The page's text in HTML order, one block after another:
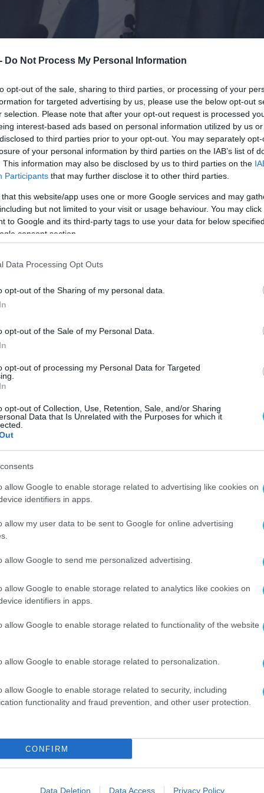
Do Not Process My Personal Information
opt-out of the sale, sharing to third parties, or processing of your
for targeted advertising by us, please use the below opt-out
selection. Please note that after your opt-out request is processed
interest-based ads based on personal information utilized by us
to third parties prior to your opt-out. You may separately
of your personal information by third parties on the IAB’s list of
This information may also be disclosed by us to third parties on the
Participants that may further disclose it to other third parties.
that this website/app uses one or more Google services and may
but not limited to your visit or usage behaviour. You may
to Google and its third-party tags to use your data for below
consent section.
Data Processing Opt Outs
opt-out of the Sharing of my personal data.
opt-out of the Sale of my Personal Data.
opt-out of processing my Personal Data for Targeted
opt-out of Collection, Use, Retention, Sale, and/or Sharing
Data that Is Unrelated with the Purposes for which it
allow Google to enable storage related to advertising like cookies on
identifiers in apps.
allow my user data to be sent to Google for online advertising
allow Google to send me personalized advertising.
allow Google to enable storage related to analytics like cookies on
identifiers in apps.
allow Google to enable storage related to functionality of the website
allow Google to enable storage related to personalization.
allow Google to enable storage related to security, including
functionality and fraud prevention, and other user protection.
CONFIRM
Data Deletion Data Access Privacy Policy
προς τις νέες οικογένειες έστειλε ο
στο πλαίσιο του συνεδρίου
της υπογεννητικότητας αποτελεί
συνεχίσει να παρεμβαίνει «στο μέτρο του
αξιοποιώντας τον διαθέσιμο
μέτρα.
επόμενο μήνα θα καταβληθεί
προστεθεί στο ήδη υπάρχον επίδομα τέκνων.
πλεόνασμα του 2025 και εντάσσεται σε
το οποίο χαρακτήρισε κομβικό για το
των νέων ζευγαριών να αποκτήσουν
νέας φάσης του προγράμματος
δυνατότητες για μια επιπλέον παρέμβαση
της προσφοράς κατοικιών, με έμφαση στα
Σύμφωνα με τον ίδιο, απαιτούνται πιο
κατοικιών και να περιοριστεί η πίεση
τη στιγμή, έχει αναχθεί στο πιο
σπίτι. Υπάρχουν πολλοί που δεν έχουν σπίτι
το μεγαλύτερο όνειρο, το οποίο η Πολιτεία
μπορεί να υλοποιηθεί», επεσήμανε ο κ.
«Σπίτι μου ΙΙ» έδωσαν τη δυνατότητα σε
Ενδεχομένως να υπάρχουν και οι
ακόμη ένα αντίστοιχο πρόγραμμα. Δεν
αλλά εργαζόμαστε προς αυτή την
πάνω από 40 πρωτοβουλίες για τη στέγη
δημογραφικό δεν αντιμετωπίζεται μόνο με
που αφορά εισόδημα, στέγη και ποιότητα